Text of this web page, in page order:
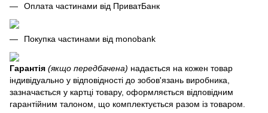
Оплата частинами від ПриватБанк
Покупка частинами від monobank
Гарантія (якщо передбачена) надається на кожен товар
індивідуально у відповідності до зобов'язань виробника,
зазначається у картці товару, оформляється відповідним
гарантійним талоном, що комплектується разом із товаром.